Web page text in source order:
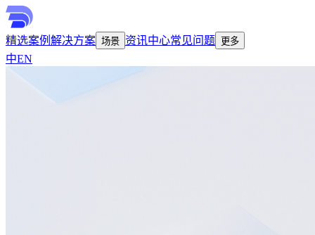
精选案例 解决方案 场景 资讯中心常见问题 更多
中EN